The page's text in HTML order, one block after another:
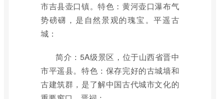
市吉县壶口镇。特色：黄河壶口瀑布气
势磅礴，是自然景观的瑰宝。平遥古
城：
简介：5A级景区，位于山西省晋中
市平遥县。特色：保存完好的古城墙和
古建筑群，是了解中国古代城市文化的